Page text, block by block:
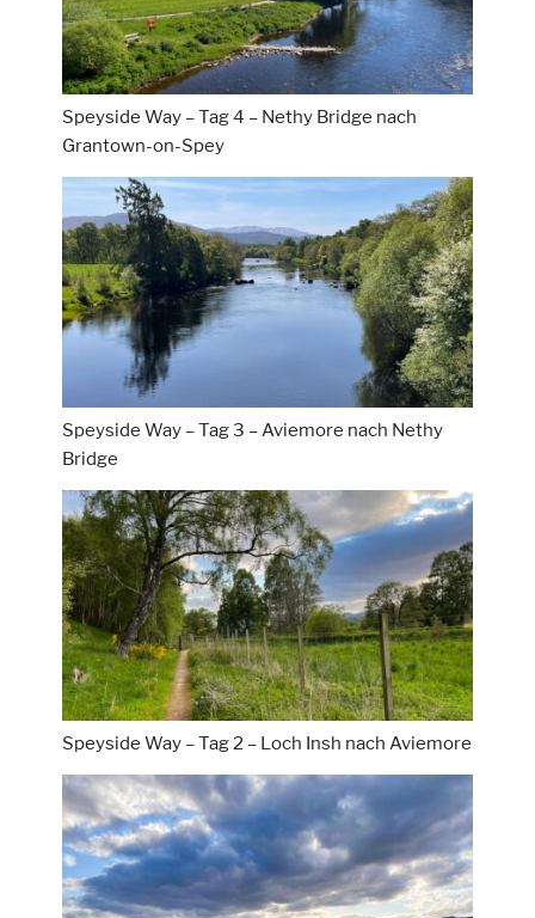
Speyside Way – Tag 4 – Nethy Bridge nach
Grantown-on-Spey
Speyside Way – Tag 3 – Aviemore nach Nethy
Bridge
Speyside Way – Tag 2 – Loch Insh nach Aviemore